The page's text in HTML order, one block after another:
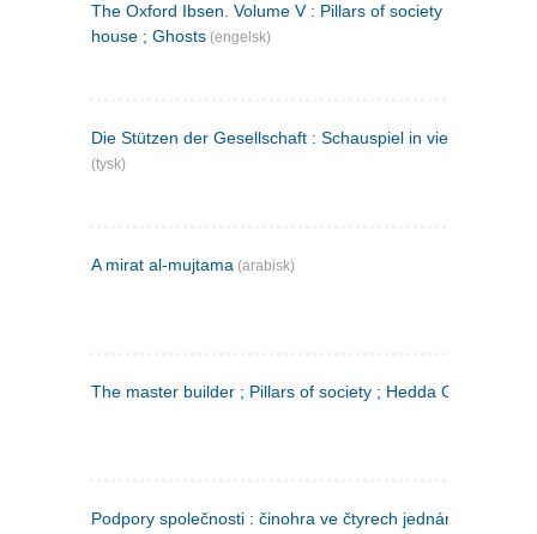
The Oxford Ibsen. Volume V : Pillars of society ; A doll's
house ; Ghosts (engelsk)
Die Stützen der Gesellschaft : Schauspiel in vier Aufzügen
(tysk)
A mirat al-mujtama (arabisk)
The master builder ; Pillars of society ; Hedda Gabler
Podpory společnosti : činohra ve čtyrech jednáních